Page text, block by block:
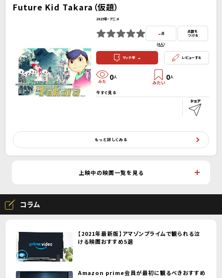
Future Kid Takara（仮題）
2025年・アニメ
-点
(0人）
点数を
つける
マッチ率 - レビューする
0人 0人
今すぐ見る
もっと詳しくみる
上映中の映画一覧を見る
コラム
【2021年最新版】アマゾンプライムで観られる泣
ける映画おすすめ5選
Amazon prime会員が最初に観るべきおすすめ